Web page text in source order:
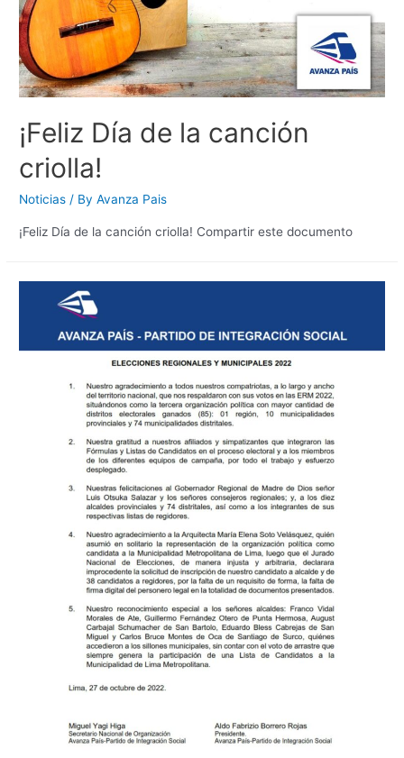
¡Feliz Día de la canción
criolla!
Noticias / ByAvanza Pais
¡Feliz Día de la canción criolla! Compartir este documento